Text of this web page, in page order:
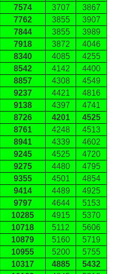
7574 3707
3867
7762 3855
3907
7844 3855
3989
7918 3872
4046
8340 4085
4255
8542 4142
4400
8857 4308
4549
9237 4421
4816
9138 4397
4741
8726 4201
4525
8761 4248
4513
8941 4339
4602
9245 4525
4720
9275 4480
4795
9355 4501
4854
9414 4489
4925
9797 4644
5153
10285 4915
5370
10718 5112
5606
10879 5160
5719
10955 5200
5755
10317 4885
5432